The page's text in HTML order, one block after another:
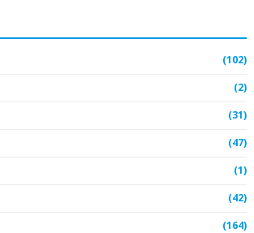
(102)
(2)
(31)
(47)
(1)
(42)
(164)